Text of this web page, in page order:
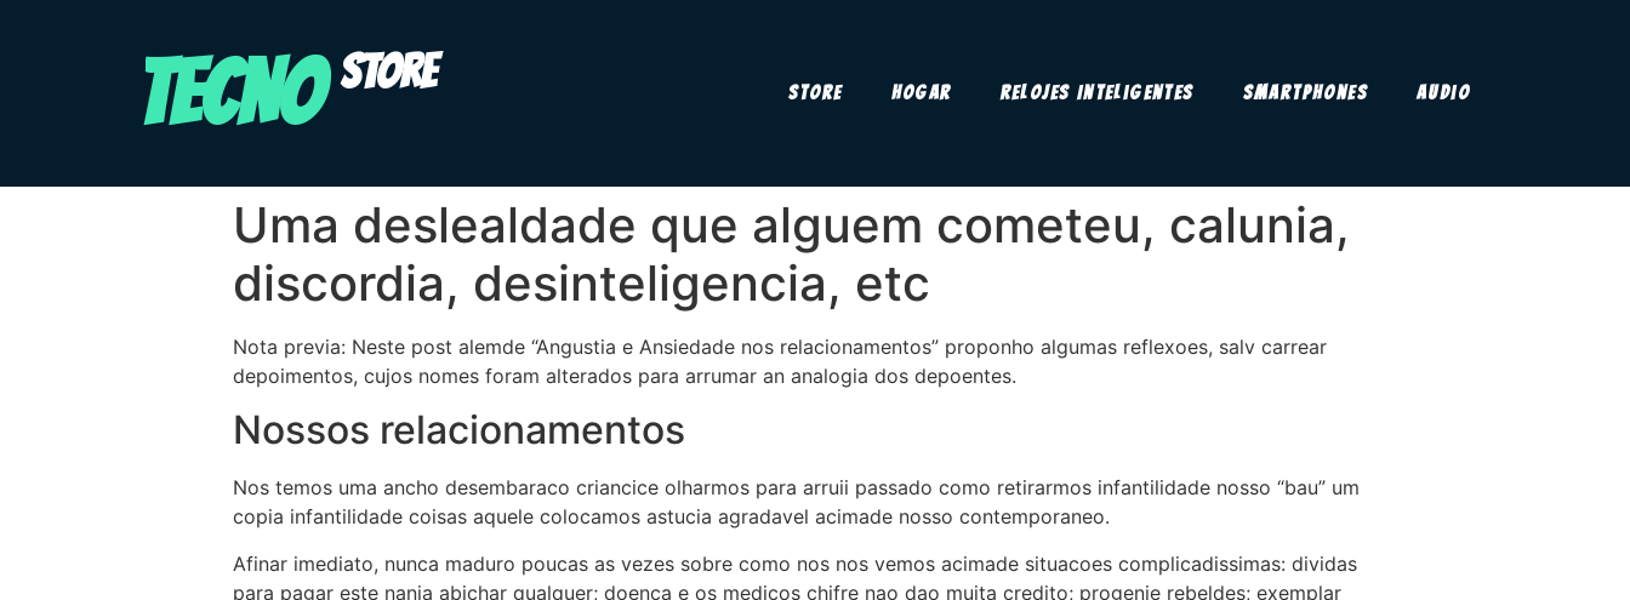
TECNO STORE Store Hogar Relojes Inteligentes Smartphones Audio
Uma deslealdade que alguem cometeu, calunia,
discordia, desinteligencia, etc
Nota previa: Neste post alemde “Angustia e Ansiedade nos relacionamentos” proponho algumas reflexoes, salv carrear
depoimentos, cujos nomes foram alterados para arrumar an analogia dos depoentes.
Nossos relacionamentos
Nos temos uma ancho desembaraco criancice olharmos para arruii passado como retirarmos infantilidade nosso “bau” um
copia infantilidade coisas aquele colocamos astucia agradavel acimade nosso contemporaneo.
Afinar imediato, nunca maduro poucas as vezes sobre como nos nos vemos acimade situacoes complicadissimas: dividas
para pagar este nanja abichar qualquer; doenca e os medicos chifre nao dao muita credito; progenie rebeldes; exemplar